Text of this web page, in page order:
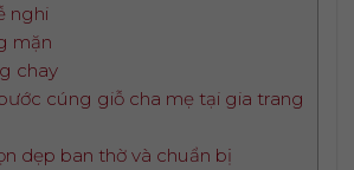
nghi
mặn
chay
cúng giỗ cha mẹ tại gia trang
dẹp ban thờ và chuẩn bị